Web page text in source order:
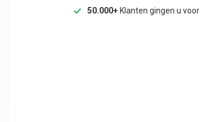
50.000+ Klanten gingen u voor